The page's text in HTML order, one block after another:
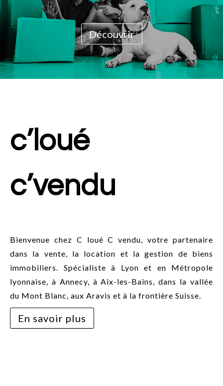
Découvrir
c’loué
c’vendu
Bienvenue chez C loué C vendu, votre partenaire
dans la vente, la location et la gestion de biens
immobiliers. Spécialiste à Lyon et en Métropole
lyonnaise, à Annecy, à Aix-les-Bains, dans la vallée
du Mont Blanc, aux Aravis et à la frontière Suisse.
En savoir plus